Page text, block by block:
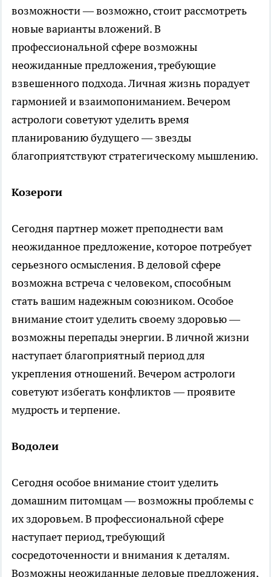
возможности — возможно, стоит рассмотреть
новые варианты вложений. В
профессиональной сфере возможны
неожиданные предложения, требующие
взвешенного подхода. Личная жизнь порадует
гармонией и взаимопониманием. Вечером
астрологи советуют уделить время
планированию будущего — звезды
благоприятствуют стратегическому мышлению.
Козероги
Сегодня партнер может преподнести вам
неожиданное предложение, которое потребует
серьезного осмысления. В деловой сфере
возможна встреча с человеком, способным
стать вашим надежным союзником. Особое
внимание стоит уделить своему здоровью —
возможны перепады энергии. В личной жизни
наступает благоприятный период для
укрепления отношений. Вечером астрологи
советуют избегать конфликтов — проявите
мудрость и терпение.
Водолеи
Сегодня особое внимание стоит уделить
домашним питомцам — возможны проблемы с
их здоровьем. В профессиональной сфере
наступает период, требующий
сосредоточенности и внимания к деталям.
Возможны неожиданные деловые предложения,